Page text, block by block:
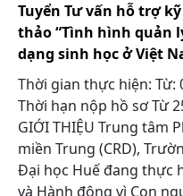
Tuyển Tư vấn hỗ trợ
thảo “Tình hình quản
dạng sinh học ở Việt
Thời gian thực hiện: Từ:
Thời hạn nộp hồ sơ Từ
GIỚI THIỆU Trung tâm
miền Trung (CRD),
Đại học Huế đang thực
và Hành động vì Con